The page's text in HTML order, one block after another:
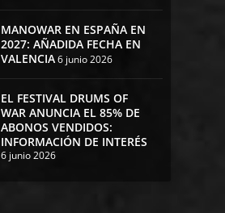
MANOWAR EN ESPAÑA EN
2027: AÑADIDA FECHA EN
VALENCIA6 junio 2026
EL FESTIVAL DRUMS OF
WAR ANUNCIA EL 85% DE
ABONOS VENDIDOS:
INFORMACIÓN DE INTERÉS
6 junio 2026